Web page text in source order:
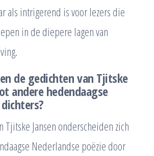
als intrigerend is voor lezers die
in de diepere lagen van
de gedichten van Tjitske
andere hedendaagse
Tjitske Jansen onderscheiden zich
Nederlandse poëzie door